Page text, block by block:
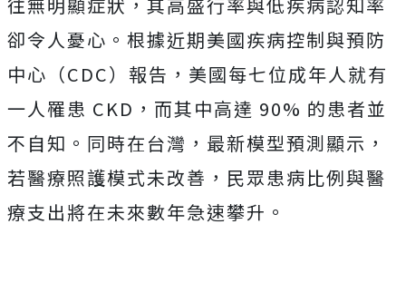
卻令人憂心。根據近期美國疾病控制與預防
中心（CDC）報告，美國每七位成年人就有
一人罹患 CKD，而其中高達 90% 的患者並
不自知。同時在台灣，最新模型預測顯示，
若醫療照護模式未改善，民眾患病比例與醫
療支出將在未來數年急速攀升。